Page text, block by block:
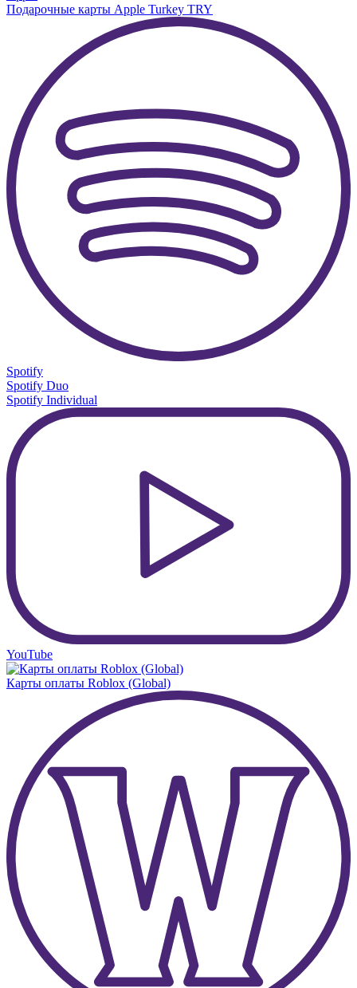
Подарочные карты Apple Turkey TRY
Spotify
Spotify Duo
Spotify Individual
YouTube
Карты оплаты Roblox (Global)